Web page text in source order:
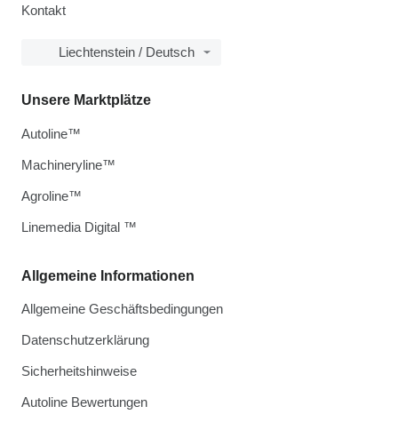
Kontakt
Liechtenstein / Deutsch
Allgemeine Informationen
Allgemeine Geschäftsbedingungen
Datenschutzerklärung
Sicherheitshinweise
Autoline Bewertungen
Unsere Marktplätze
Autoline™
Machineryline™
Agroline™
Linemedia Digital ™